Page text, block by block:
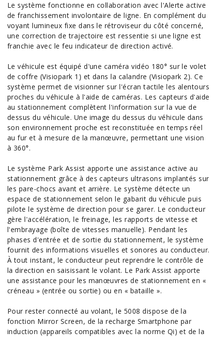
Le système fonctionne en collaboration avec l'Alerte active
de franchissement involontaire de ligne. En complément du
voyant lumineux fixe dans le rétroviseur du côté concerné,
une correction de trajectoire est ressentie si une ligne est
franchie avec le feu indicateur de direction activé.
Le véhicule est équipé d'une caméra vidéo 180° sur le volet
de coffre (Visiopark 1) et dans la calandre (Visiopark 2). Ce
système permet de visionner sur l'écran tactile les alentours
proches du véhicule à l'aide de caméras. Les capteurs d'aide
au stationnement complètent l'information sur la vue de
dessus du véhicule. Une image du dessus du véhicule dans
son environnement proche est reconstituée en temps réel
au fur et à mesure de la manœuvre, permettant une vision
à 360°.
Le système Park Assist apporte une assistance active au
stationnement grâce à des capteurs ultrasons implantés sur
les pare-chocs avant et arrière. Le système détecte un
espace de stationnement selon le gabarit du véhicule puis
pilote le système de direction pour se garer. Le conducteur
gère l'accélération, le freinage, les rapports de vitesse et
l'embrayage (boîte de vitesses manuelle). Pendant les
phases d'entrée et de sortie du stationnement, le système
fournit des informations visuelles et sonores au conducteur.
À tout instant, le conducteur peut reprendre le contrôle de
la direction en saisissant le volant. Le Park Assist apporte
une assistance pour les manœuvres de stationnement en «
créneau » (entrée ou sortie) ou en « bataille ».
Pour rester connecté au volant, le 5008 dispose de la
fonction Mirror Screen, de la recharge Smartphone par
induction (appareils compatibles avec la norme Qi) et de la